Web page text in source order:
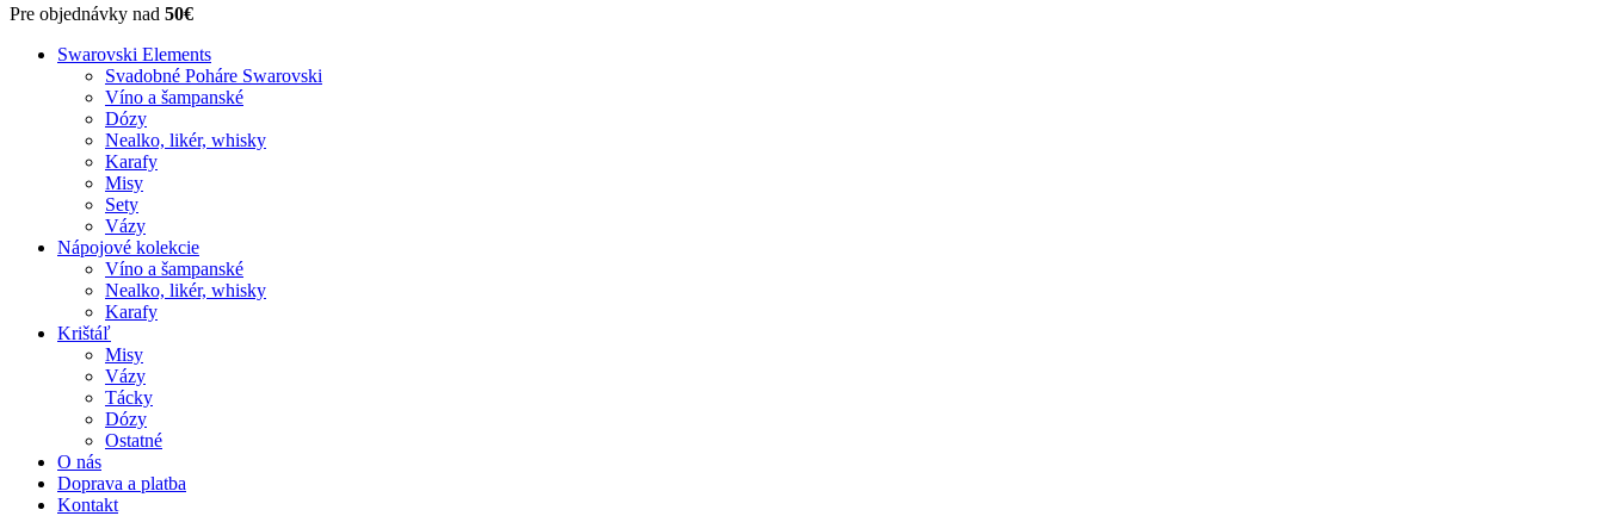
Pre objednávky nad 50€
Swarovski Elements
Svadobné Poháre Swarovski
Víno a šampanské
Dózy
Nealko, likér, whisky
Karafy
Misy
Sety
Vázy
Nápojové kolekcie
Víno a šampanské
Nealko, likér, whisky
Karafy
Krištáľ
Misy
Vázy
Tácky
Dózy
Ostatné
O nás
Doprava a platba
Kontakt